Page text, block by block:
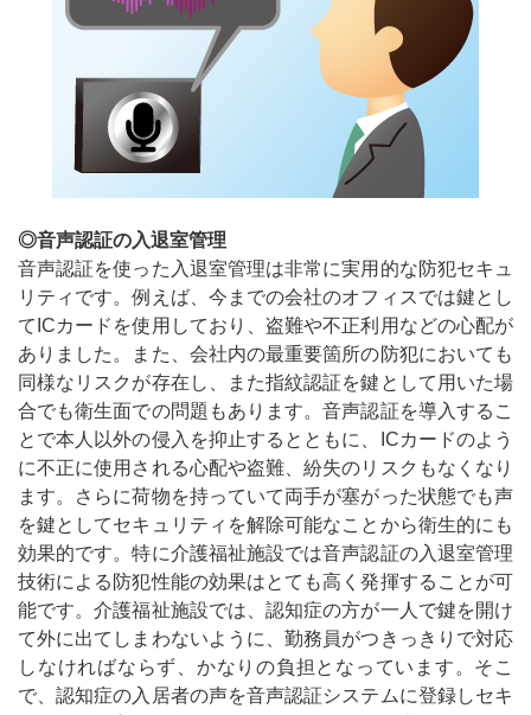
◎音声認証の入退室管理
音声認証を使った入退室管理は非常に実用的な防犯セキュ
リティです。例えば、今までの会社のオフィスでは鍵とし
て ICカードを使用しており、盗難や不正利用などの心配が
ありました。また、会社内の最重要箇所の防犯においても
同様なリスクが存在し、また指紋認証を鍵として用いた場
合でも衛生面での問題もあります。音声認証を導入するこ
とで本人以外の侵入を抑止するとともに、
ICカードのよう
に不正に使用される心配や盗難、紛失のリスクもなくなり
ます。さらに荷物を持っていて両手が塞がった状態でも声
を鍵としてセキュリティを解除可能なことから衛生的にも
効果的です。特に介護福祉施設では音声認証の入退室管理
技術による防犯性能の効果はとても高く発揮することが可
能です。介護福祉施設では、認知症の方が一人で鍵を開け
て外に出てしまわないように、勤務員がつきっきりで対応
しなければならず、かなりの負担となっています。そこ
で、認知症の入居者の声を音声認証システムに登録しセキ